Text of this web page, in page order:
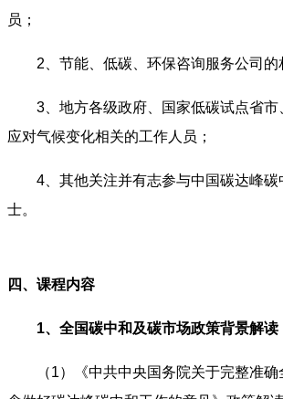
员；
2、节能、低碳、环保咨询服务公司的
3、地方各级政府、国家低碳试点省
应对气候变化相关的工作人员；
4、其他关注并有志参与中国碳达峰碳
士。
四、课程内容
1、全国碳中和及碳市场政策背景解读
（1）《中共中央国务院关于完整准